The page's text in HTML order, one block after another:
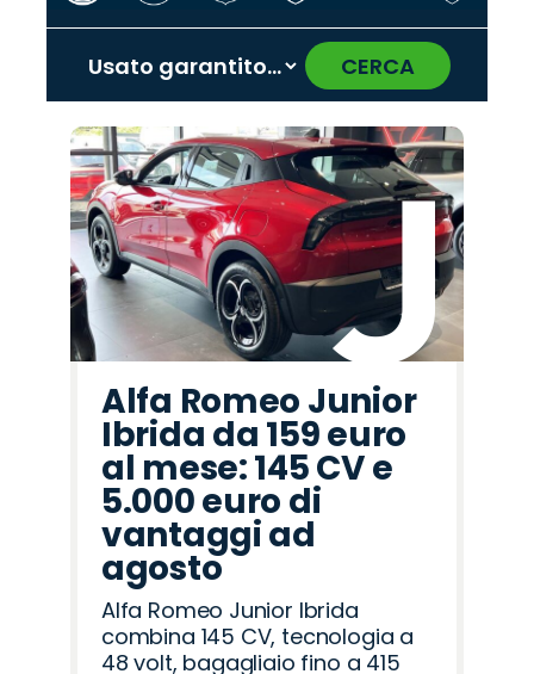
CERCA
Promo
Citroën
Promo
Alfa
Romeo
Promo
Opel
Promo
Mazda
Promo
Land
Rover
Promo
Omoda
Promo
Jaecoo
Promo
Cupra
Promo
Lancia
Promo
Hyundai
Promo
Jeep
Promo
Fiat
Promo
Seat
Promo
Peugeot
Promo
Abarth
‹ ›
Alfa Romeo Junior
Ibrida da 159 euro
al mese: 145 CV e
5.000 euro di
vantaggi ad
agosto
Alfa Romeo Junior Ibrida
combina 145 CV, tecnologia a
48 volt, bagagliaio fino a 415